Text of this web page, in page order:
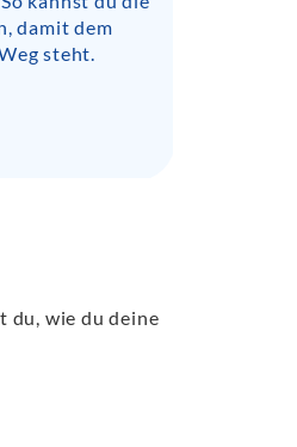
damit dem
steht.
du, wie du deine